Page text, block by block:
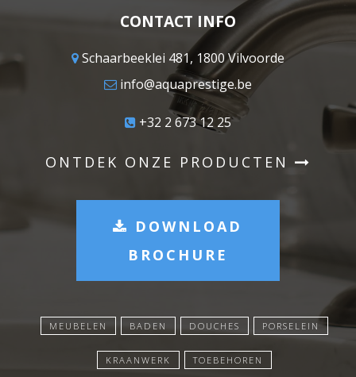
CONTACT INFO
Schaarbeeklei 481, 1800 Vilvoorde
info@aquaprestige.be
+32 2 673 12 25
ONTDEK ONZE PRODUCTEN
DOWNLOAD
BROCHURE
MEUBELEN BADEN DOUCHES PORSELEIN
KRAANWERK TOEBEHOREN